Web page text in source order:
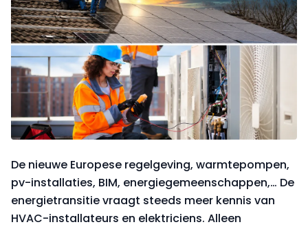
De nieuwe Europese regelgeving, warmtepompen,
pv-installaties, BIM, energiegemeenschappen,… De
energietransitie vraagt steeds meer kennis van
HVAC-installateurs en elektriciens. Alleen